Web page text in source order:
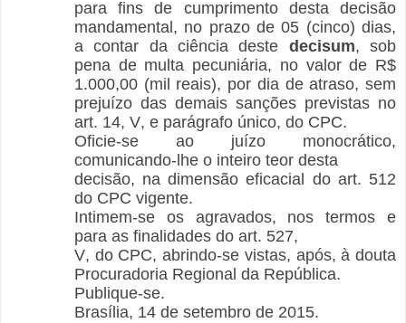
para fins de cumprimento desta decisão
mandamental, no prazo de 05 (cinco) dias,
a contar da ciência deste decisum, sob
pena de multa pecuniária, no valor de R$
1.000,00 (mil reais), por dia de atraso, sem
prejuízo das demais sanções previstas no
art. 14, V, e parágrafo único, do CPC.
Oficie-se ao juízo monocrático,
comunicando-lhe o inteiro teor desta
decisão, na dimensão eficacial do art. 512
do CPC vigente.
Intimem-se os agravados, nos termos e
para as finalidades do art. 527,
V, do CPC, abrindo-se vistas, após, à douta
Procuradoria Regional da República.
Publique-se.
Brasília, 14 de setembro de 2015.